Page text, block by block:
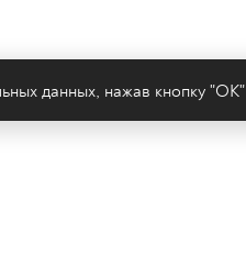
данных, нажав кнопку "ОК"